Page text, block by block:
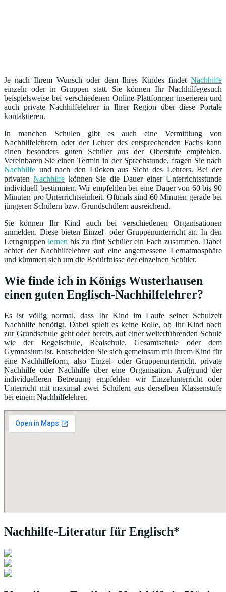
Je nach Ihrem Wunsch oder dem Ihres Kindes findet Nachhilfe
einzeln oder in Gruppen statt. Sie können Ihr Nachhilfegesuch
beispielsweise bei verschiedenen Online-Plattformen inserieren und
auch private Nachhilfelehrer in Ihrer Region über diese Portale
kontaktieren.
In manchen Schulen gibt es auch eine Vermittlung von
Nachhilfelehrern oder der Lehrer des entsprechenden Fachs kann
einen besonders guten Schüler aus der Oberstufe empfehlen.
Vereinbaren Sie einen Termin in der Sprechstunde, fragen Sie nach
Nachhilfe und nach den Lücken aus Sicht des Lehrers. Bei der
privatenNachhilfe können Sie die Dauer einer Unterrichtsstunde
individuell bestimmen. Wir empfehlen bei eine Dauer von 60 bis 90
Minuten pro Unterrichtseinheit. Oftmals sind 60 Minuten gerade bei
jüngeren Schülern bzw. Grundschülern ausreichend.
Sie können Ihr Kind auch bei verschiedenen Organisationen
anmelden. Diese bieten Einzel- oder Gruppenunterricht an. In den
Lerngruppen lernen bis zu fünf Schüler ein Fach zusammen. Dabei
achtet der Nachhilfelehrer auf eine angemessene Lernatmosphäre
und kümmert sich um die Bedürfnisse der einzelnen Schüler.
Wie finde ich in Königs Wusterhausen
einen guten Englisch-Nachhilfelehrer?
Es ist völlig normal, dass Ihr Kind im Laufe seiner Schulzeit
Nachhilfe benötigt. Dabei spielt es keine Rolle, ob Ihr Kind noch
zur Grundschule geht oder bereits auf einer weiterführenden Schule
wie der Regelschule, Realschule, Gesamtschule oder dem
Gymnasium ist. Entscheiden Sie sich gemeinsam mit ihrem Kind für
eine Nachhilfeform, also Einzel- oder Gruppenunterricht, private
Nachhilfe oder Nachhilfe über eine Organisation. Aufgrund der
individuelleren Betreuung empfehlen wir Einzelunterricht oder
Unterricht mit maximal zwei Schülern aus derselben Klassenstufe
bei einem Nachhilfelehrer.
Nachhilfe-Literatur für Englisch*